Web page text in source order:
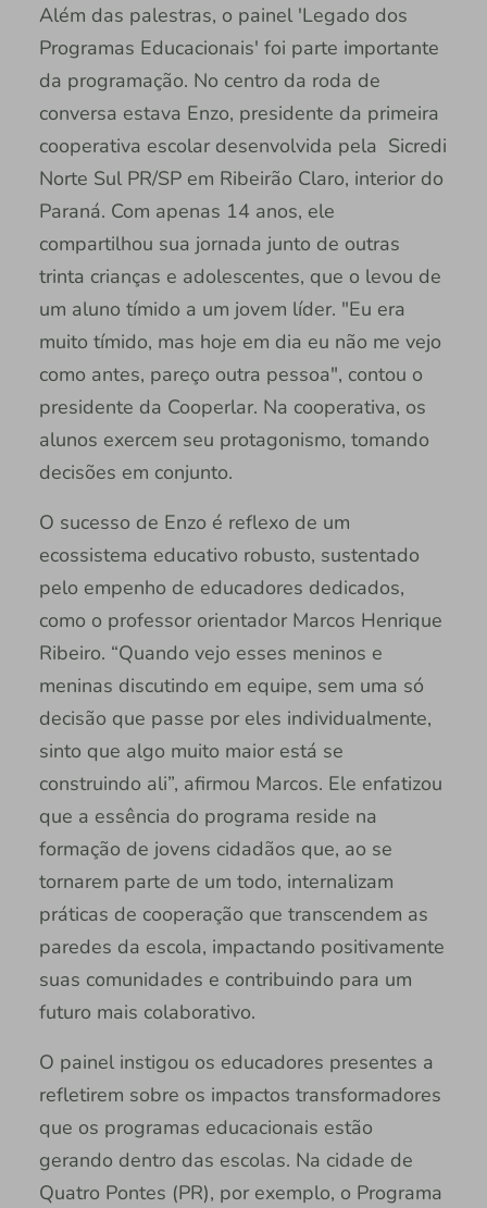
Além das palestras, o painel 'Legado dos
Programas Educacionais' foi parte importante
da programação. No centro da roda de
conversa estava Enzo, presidente da primeira
cooperativa escolar desenvolvida pela Sicredi
Norte Sul PR/SP em Ribeirão Claro, interior do
Paraná. Com apenas 14 anos, ele
compartilhou sua jornada junto de outras
trinta crianças e adolescentes, que o levou de
um aluno tímido a um jovem líder. "Eu era
muito tímido, mas hoje em dia eu não me vejo
como antes, pareço outra pessoa", contou o
presidente da Cooperlar. Na cooperativa, os
alunos exercem seu protagonismo, tomando
decisões em conjunto.
O sucesso de Enzo é reflexo de um
ecossistema educativo robusto, sustentado
pelo empenho de educadores dedicados,
como o professor orientador Marcos Henrique
Ribeiro. “Quando vejo esses meninos e
meninas discutindo em equipe, sem uma só
decisão que passe por eles individualmente,
sinto que algo muito maior está se
construindo ali”, afirmou Marcos. Ele enfatizou
que a essência do programa reside na
formação de jovens cidadãos que, ao se
tornarem parte de um todo, internalizam
práticas de cooperação que transcendem as
paredes da escola, impactando positivamente
suas comunidades e contribuindo para um
futuro mais colaborativo.
O painel instigou os educadores presentes a
refletirem sobre os impactos transformadores
que os programas educacionais estão
gerando dentro das escolas. Na cidade de
Quatro Pontes (PR), por exemplo, o Programa